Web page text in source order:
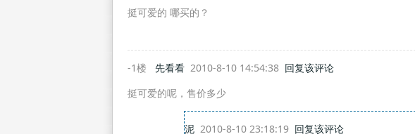
挺可爱的 哪买的？
-1楼 先看看2010-8-10 14:54:38 回复该评论
挺可爱的呢，售价多少
泥2010-8-10 23:18:19 回复该评论